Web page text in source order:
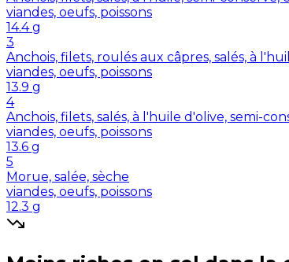
viandes, oeufs, poissons
14.4 g
3
Anchois, filets, roulés aux câpres, salés, à
viandes, oeufs, poissons
13.9 g
4
Anchois, filets, salés, à l'huile d'olive, semi-
viandes, oeufs, poissons
13.6 g
5
Morue, salée, sèche
viandes, oeufs, poissons
12.3 g